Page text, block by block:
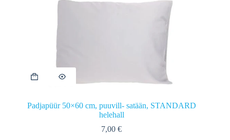
Padjapüür 50×60 cm, puuvill- satään, STANDARD
helehall
7,00€